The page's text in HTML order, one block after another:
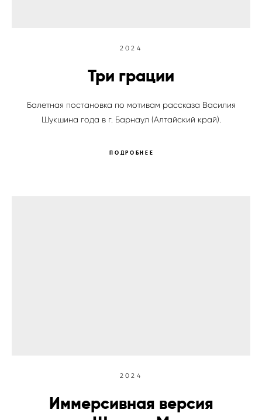
2024
Три грации
Балетная постановка по мотивам рассказа Василия
Шукшина года в г. Барнаул (Алтайский край).
ПОДРОБНЕЕ
2024
Иммерсивная версия